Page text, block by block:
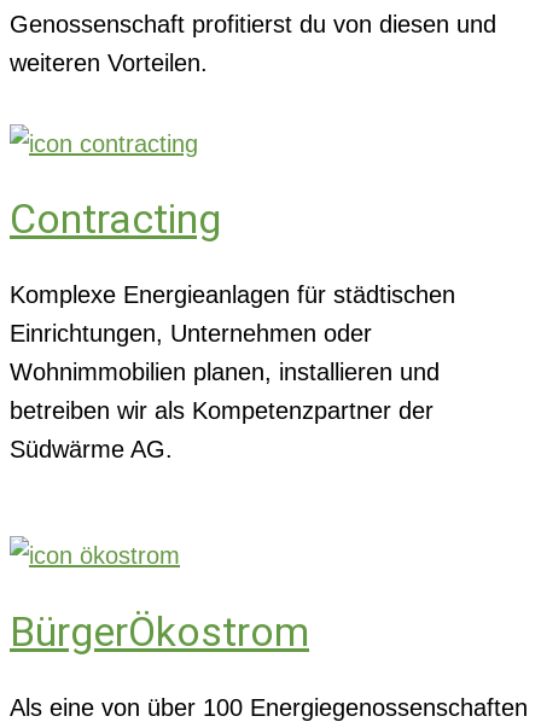
Genossenschaft profitierst du von diesen und
weiteren Vorteilen.
Contracting
Komplexe Energieanlagen für städtischen
Einrichtungen, Unternehmen oder
Wohnimmobilien planen, installieren und
betreiben wir als Kompetenzpartner der
Südwärme AG.
BürgerÖkostrom
Als eine von über 100 Energiegenossenschaften